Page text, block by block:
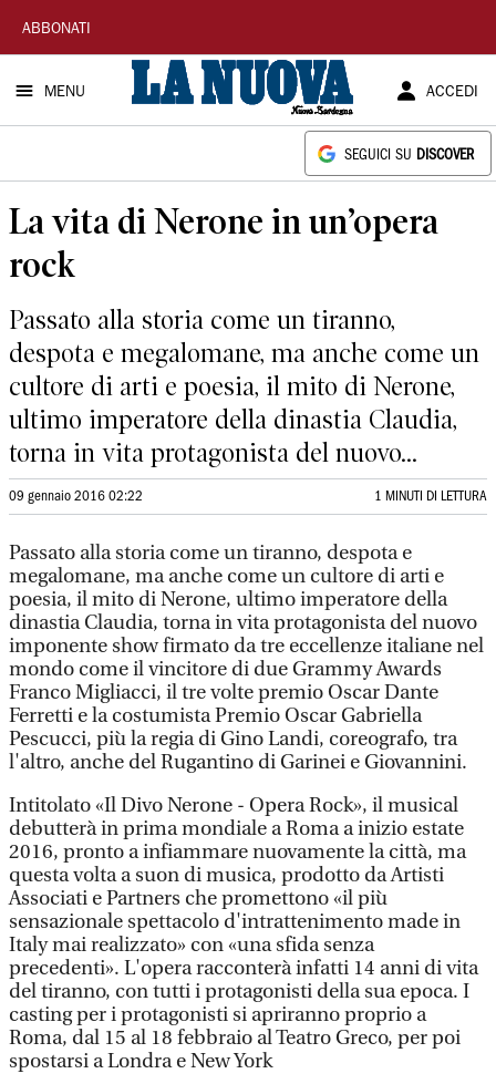
La
Nuova
Sardegna
ABBONATI
MENU ACCEDI
SEGUICI SU DISCOVER
La vita di Nerone in un’opera
rock
Passato alla storia come un tiranno,
despota e megalomane, ma anche come un
cultore di arti e poesia, il mito di Nerone,
ultimo imperatore della dinastia Claudia,
torna in vita protagonista del nuovo...
09 gennaio 2016 02:22 1 MINUTI DI LETTURA
Passato alla storia come un tiranno, despota e
megalomane, ma anche come un cultore di arti e
poesia, il mito di Nerone, ultimo imperatore della
dinastia Claudia, torna in vita protagonista del nuovo
imponente show firmato da tre eccellenze italiane nel
mondo come il vincitore di due Grammy Awards
Franco Migliacci, il tre volte premio Oscar Dante
Ferretti e la costumista Premio Oscar Gabriella
Pescucci, più la regia di Gino Landi, coreografo, tra
l'altro, anche del Rugantino di Garinei e Giovannini.
Intitolato «Il Divo Nerone - Opera Rock», il musical
debutterà in prima mondiale a Roma a inizio estate
2016, pronto a infiammare nuovamente la città, ma
questa volta a suon di musica, prodotto da Artisti
Associati e Partners che promettono «il più
sensazionale spettacolo d'intrattenimento made in
Italy mai realizzato» con «una sfida senza
precedenti». L'opera racconterà infatti 14 anni di vita
del tiranno, con tutti i protagonisti della sua epoca. I
casting per i protagonisti si apriranno proprio a
Roma, dal 15 al 18 febbraio al Teatro Greco, per poi
spostarsi a Londra e New York